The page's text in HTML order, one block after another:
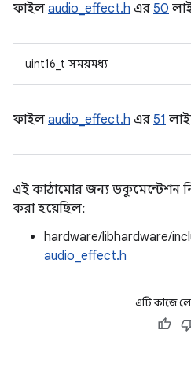
ফাইল audio_effect.h এর 50
uint16_t সময়মধ্য
ফাইল audio_effect.h এর 51
এই কাঠামোর জন্য ডকুমেন্টেশন
করা হয়েছিল:
hardware/libhardware/
audio_effect.h
এটি কাজে